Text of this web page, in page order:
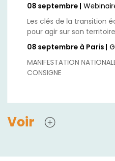
08 septembre |
Les clés de la transition
pour agir sur son
08 septembre à Paris |
MANIFESTATION
CONSIGNE
Voir